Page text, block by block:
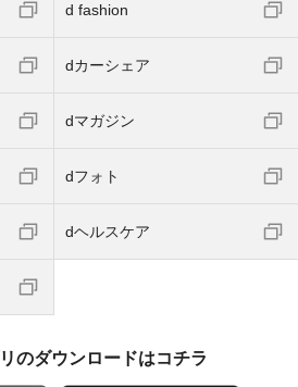
d fashion
dカーシェア
dマガジン
dフォト
dヘルスケア
のダウンロードはコチラ